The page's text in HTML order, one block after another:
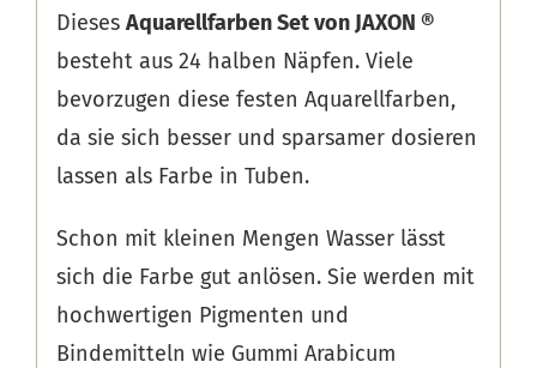
Dieses Aquarellfarben Set von JAXON ®
besteht aus 24 halben Näpfen. Viele
bevorzugen diese festen Aquarellfarben,
da sie sich besser und sparsamer dosieren
lassen als Farbe in Tuben.
Schon mit kleinen Mengen Wasser lässt
sich die Farbe gut anlösen. Sie werden mit
hochwertigen Pigmenten und
Bindemitteln wie Gummi Arabicum